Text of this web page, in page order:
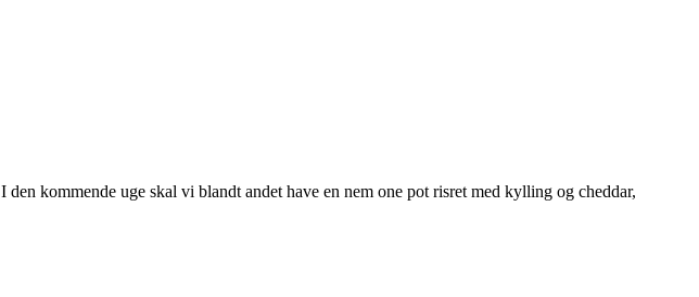
I den kommende uge skal vi blandt andet have en nem one pot risret med kylling og cheddar,